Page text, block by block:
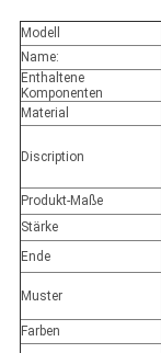
Modell
Name:
Enthaltene
Komponenten
Material
Discription
Produkt-Maße
Stärke
Ende
Muster
Farben